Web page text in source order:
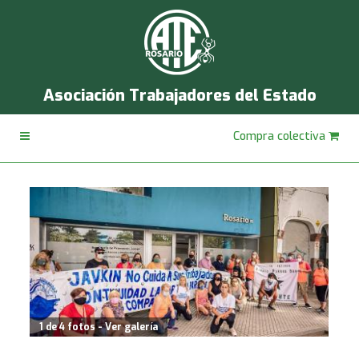
Asociación Trabajadores del Estado
Compra colectiva
1 de 4 fotos - Ver galería